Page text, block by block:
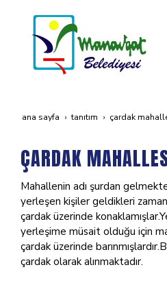
ana sayfa tanıtım çardak
ÇARDAK
Mahallenin adı şurdan
yerleşen kişiler geldikleri
çardak üzerinde
yerleşime müsait olduğu için
çardak üzerinde
çardak olarak alınmaktadır.